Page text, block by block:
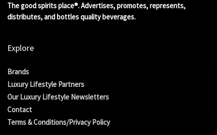
The good spirits place®. Advertises, promotes, represents,
distributes, and bottles quality beverages.
Explore
Brands
Luxury Lifestyle Partners
Our Luxury Lifestyle Newsletters
Contact
Terms & Conditions/Privacy Policy